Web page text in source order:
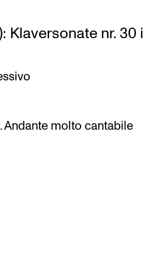
Klaversonate nr. 30 i
Andante molto cantabile